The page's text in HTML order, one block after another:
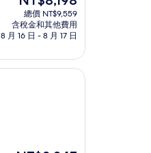
在
價
格
NT$8,198
總價 NT$9,559
含稅金和其他費用
8 月 16 日 - 8 月 17 日